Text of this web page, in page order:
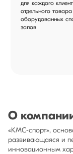
для каждого
отдельного
оборудованных
залов
О
«КМС-спорт»,
развивающаяся и
инновационным